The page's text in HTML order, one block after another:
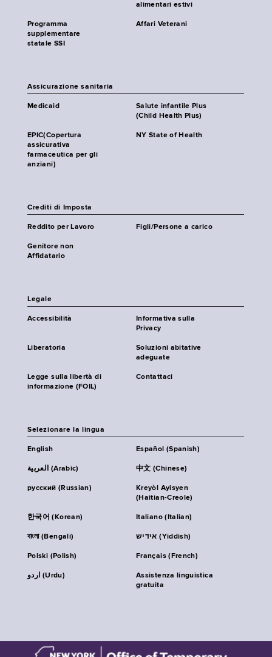
alimentari estivi
Programma
supplementare
statale SSI
Affari Veterani
Assicurazione sanitaria
Medicaid
Salute infantile Plus
(Child Health Plus)
EPIC(Copertura
assicurativa
farmaceutica per gli
anziani)
NY State of Health
Crediti di Imposta
Reddito per Lavoro Figli/Persone a carico
Genitore non
Affidatario
Legale
Accessibilità
Informativa sulla
Privacy
Liberatoria
Soluzioni abitative
adeguate
Legge sulla libertà di
informazione (FOIL)
Contattaci
Selezionare la lingua
English Español (Spanish)
العربية (Arabic) 中文 (Chinese)
русский (Russian)
Kreyòl Ayisyen
(Haitian-Creole)
한국어 (Korean) Italiano (Italian)
বাংলা (Bengali) אידיש (Yiddish)
Polski (Polish) Français (French)
اردو (Urdu)
Assistenza linguistica
gratuita